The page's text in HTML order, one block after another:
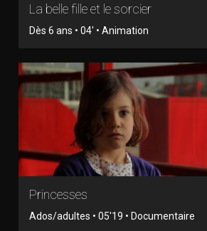
La belle fille et le sorcier
Dès 6 ans • 04' • Animation
Princesses
Ados/adultes • 05'19 • Documentaire